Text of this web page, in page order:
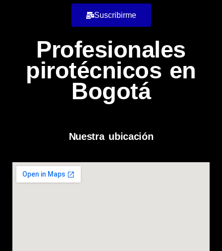
Suscribirme
Profesionales
pirotécnicos en
Bogotá
Nuestra ubicación